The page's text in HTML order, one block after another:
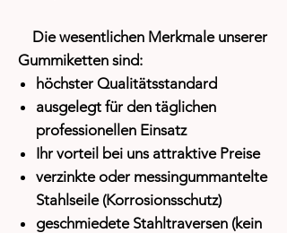
Die wesentlichen Merkmale unserer
Gummiketten sind:
höchster Qualitätsstandard
ausgelegt für den täglichen
professionellen Einsatz
Ihr vorteil bei uns attraktive Preise
verzinkte oder messingummantelte
Stahlseile (Korrosionsschutz)
geschmiedete Stahltraversen (kein